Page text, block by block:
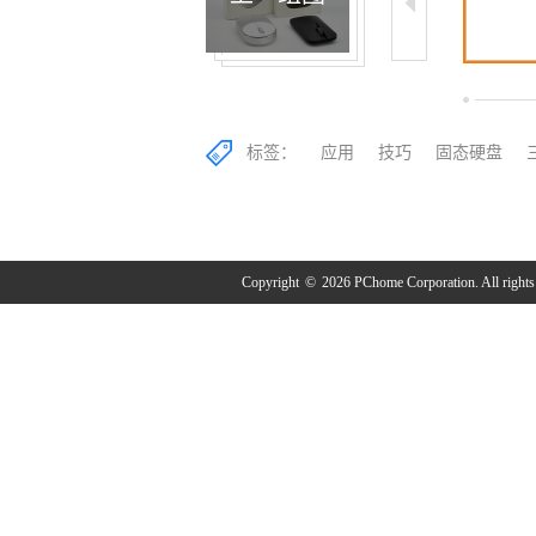
标签： 应用 技巧 固态硬盘
Copyright © 2026 PChome Corporation. All rights